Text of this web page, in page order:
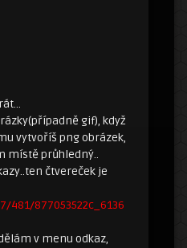
gif), když
vytvoříš png obrázek,
místě průhledný..
čtvereček je
481/877053522c_6136
v menu odkaz,